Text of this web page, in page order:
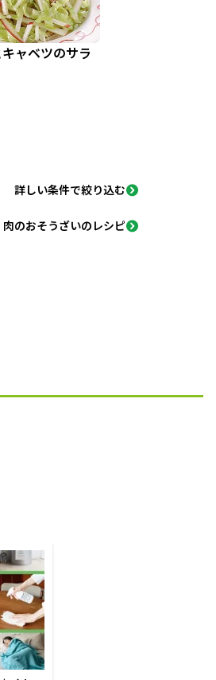
ャベツのサラ
詳しい条件で絞り込む
肉のおそうざいのレシピ